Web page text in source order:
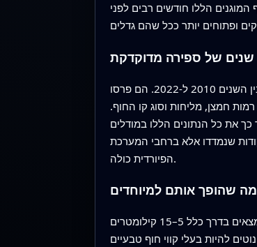
הללו חודשים רבים לפני
של ספירה מדוקדקת
כדי להבין כמה צעירים משתמשים במעונות אלה ובאילו אזורים הם מתרכזים, ביצעו המדענים סקרים ארוכי-טווח בלתי-תלויים בדיג בין השנים 2010 ל-2022. הם פרסו
חמצן, מליחות וסוג קו החוף.
כך את כל הנתונים הללו במודלים
שנמדדו אלא ברחבי המערכת
הפיורדית כולה.
ומה שהופך אותם למיוחדים
המודלים הראו כי הצעירים מעדיפים במידה רבה אזורים חוזרים של "שימוש גבוה" שנשארו יציבים לאורך השנים. מוקדי פעילות אלה נמצאים בדרך כלל 5–15 קילומטרים
להיות בעלי קווי חוף טבעיים